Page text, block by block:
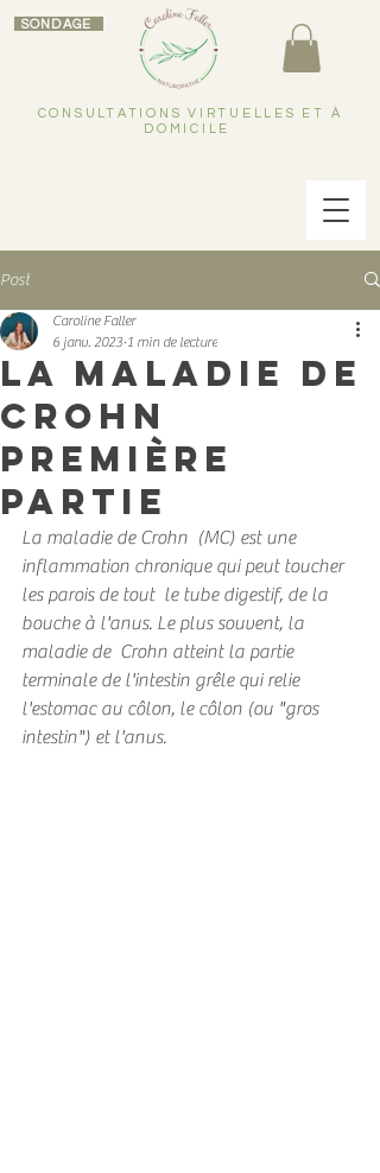
CONSULTATIONS VIRTUELLES ET À
DOMICILE
SONDAGE
Post
la maladie de
Crohn
première
partie
Caroline Faller
6 janv. 2023 1 min de lecture
La maladie de Crohn  (MC) est une
inflammation chronique qui peut toucher
les parois de tout  le tube digestif, de la
bouche à l'anus. Le plus souvent, la
maladie de  Crohn atteint la partie
terminale de l'intestin grêle qui relie
l'estomac au côlon, le côlon (ou "gros
intestin") et l'anus.